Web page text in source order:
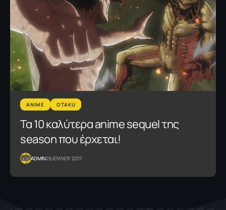
ANIME OTAKU
Τα 10 καλύτερα anime sequel της
season που έρχεται!
ADMIN26 ΙΟΥΛΙΟΥ 2017